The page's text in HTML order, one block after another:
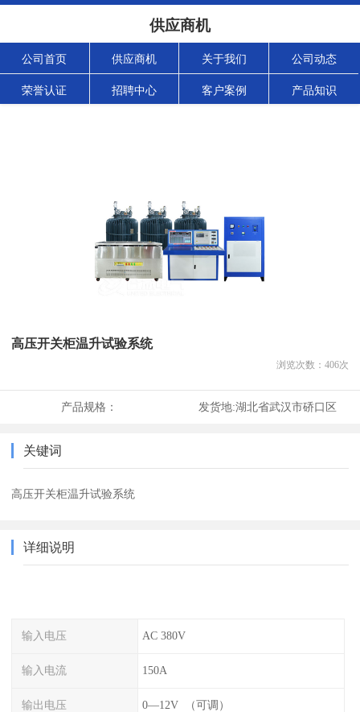
供应商机
公司首页 供应商机 关于我们 公司动态
荣誉认证 招聘中心 客户案例 产品知识
高压开关柜温升试验系统
浏览次数： 406次
产品规格： 发货地:湖北省武汉市硚口区
关键词
高压开关柜温升试验系统
详细说明
输入电压 AC 380V
输入电流 150A
输出电压 0—12V （可调）